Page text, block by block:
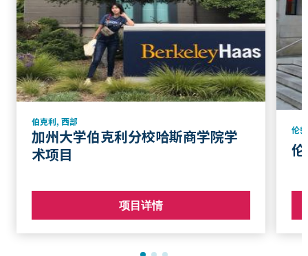
伯克利, 西部
加州大学伯克利分校哈斯商学院学
术项目
项目详情
伦敦